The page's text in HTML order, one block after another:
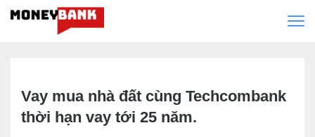
Vay mua nhà đất cùng Techcombank
thời hạn vay tới 25 năm.